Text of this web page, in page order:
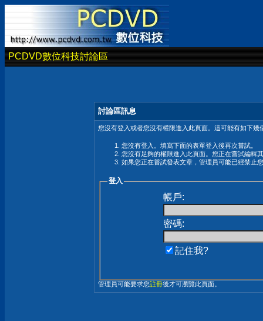
PCDVD數位科技討論區
討論區訊息
您沒有登入或者您沒有權限進入此頁面。這可能有如下幾
您沒有登入。填寫下面的表單登入後再次嘗試。
您沒有足夠的權限進入此頁面。您正在嘗試編輯
如果您正在嘗試發表文章，管理員可能已經禁止
登入
帳戶:
密碼:
記住我?
管理員可能要求您註冊後才可瀏覽此頁面。